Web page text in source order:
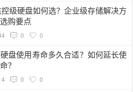
硬盘选购指南(237)
级硬盘如何选？企业级存储解决方
购要点
0 0
盘使用寿命多久合适？如何延长使
？
0 0